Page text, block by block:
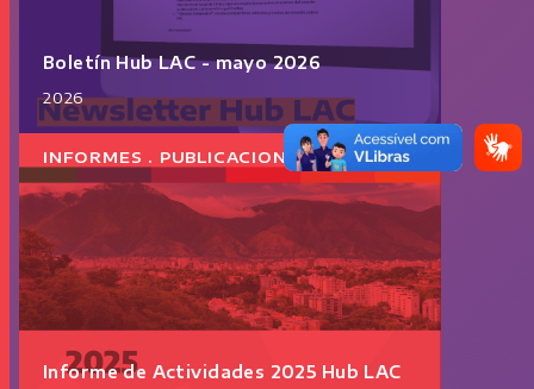
Boletín Hub LAC - mayo 2026
2026
INFORMES . PUBLICACIONES
Informe de Actividades 2025 Hub LAC